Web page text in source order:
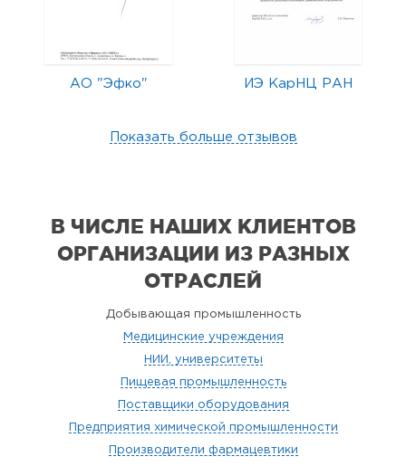
АО "Эфко" ИЭ КарНЦ РАН
Показать больше отзывов
В ЧИСЛЕ НАШИХ КЛИЕНТОВ
ОРГАНИЗАЦИИ ИЗ РАЗНЫХ
ОТРАСЛЕЙ
Добывающая промышленность
Медицинские учреждения
НИИ, университеты
Пищевая промышленность
Поставщики оборудования
Предприятия химической промышленности
Производители фармацевтики